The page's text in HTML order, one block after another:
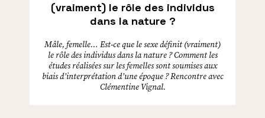
(vraiment) le rôle des individus
dans la nature ?
Mâle, femelle… Est-ce que le sexe définit (vraiment)
le rôle des individus dans la nature ? Comment les
études réalisées sur les femelles sont soumises aux
biais d’interprétation d’une époque ? Rencontre avec
Clémentine Vignal.